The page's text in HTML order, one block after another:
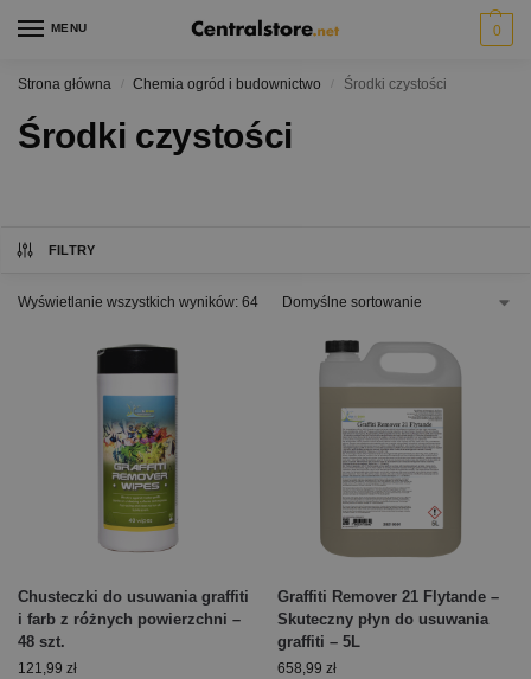
MENU 0
Strona główna / Chemia ogród i budownictwo Środki czystości
Środki czystości
FILTRY
Wyświetlanie wszystkich wyników: 64
Chusteczki do usuwania graffiti
i farb z różnych powierzchni –
48 szt.
121,99 zł
Graffiti Remover 21 Flytande –
Skuteczny płyn do usuwania
graffiti – 5L
658,99 zł